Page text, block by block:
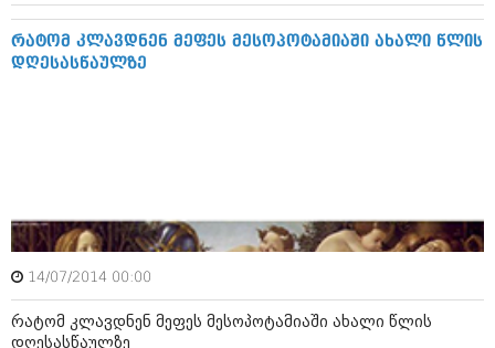
მედიცინა
სპორტი
ბელადები
ბიზნესსიახლეები
გვარები
კულინარია
ავტორჩევები
თემიდას სასწორი
იუმორი
კალეიდოსკოპი
რატომ კლავდნენ მეფეს მესოპოტამიაში ახალი წლის
დღესასწაულზე
14/07/2014 00:00
რატომ კლავდნენ მეფეს მესოპოტამიაში ახალი წლის
დღესასწაულზე